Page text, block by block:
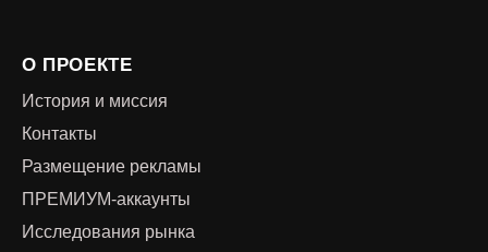
О ПРОЕКТЕ
История и миссия
Контакты
Размещение рекламы
ПРЕМИУМ-аккаунты
Исследования рынка